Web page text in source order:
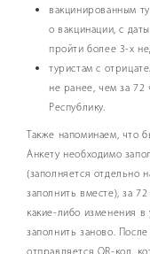
вакцинированным
о вакцинации, с
пройти более 3-х
туристам с
не ранее, чем за 72
Республику.
Также напоминаем, что
Анкету необходимо
(заполняется отдельно
заполнить вместе), за
какие-либо изменения
заполнить заново.